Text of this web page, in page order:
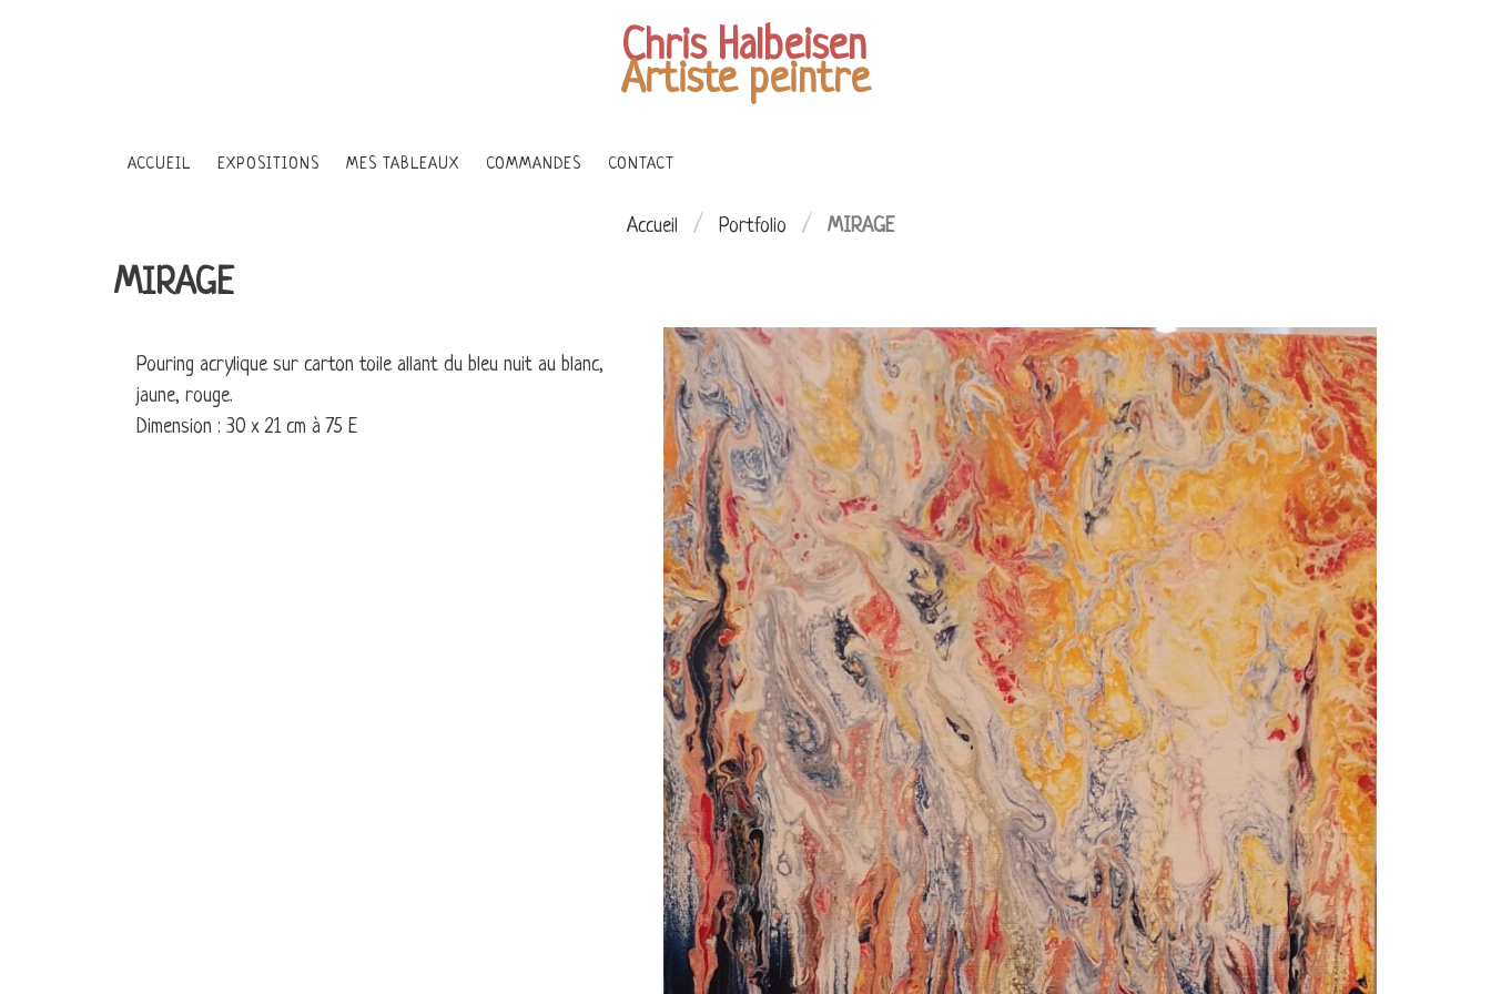
Chris Halbeisen
Artiste peintre
ACCUEIL EXPOSITIONS MES TABLEAUX COMMANDES CONTACT
Accueil / Portfolio / MIRAGE
MIRAGE
Pouring acrylique sur carton toile allant du bleu nuit au blanc,
jaune, rouge.
Dimension : 30 x 21 cm à 75 E